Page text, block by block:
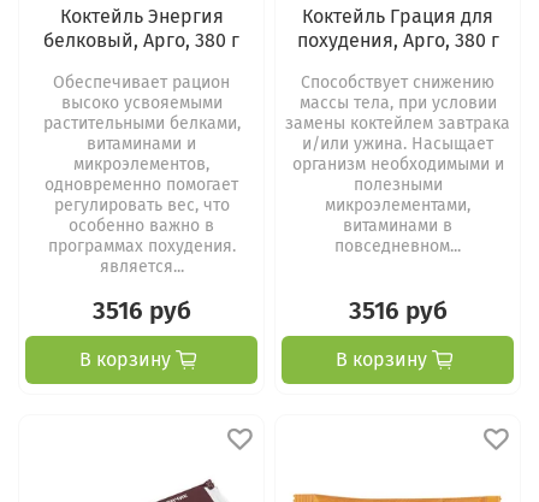
Коктейль Энергия
белковый, Арго, 380 г
Обеспечивает рацион
высоко усвояемыми
растительными белками,
витаминами и
микроэлементов,
одновременно помогает
регулировать вес, что
особенно важно в
программах похудения.
является...
3516 руб
В корзину
Коктейль Грация для
похудения, Арго, 380 г
Способствует снижению
массы тела, при условии
замены коктейлем завтрака
и/или ужина. Насыщает
организм необходимыми и
полезными
микроэлементами,
витаминами в
повседневном...
3516 руб
В корзину